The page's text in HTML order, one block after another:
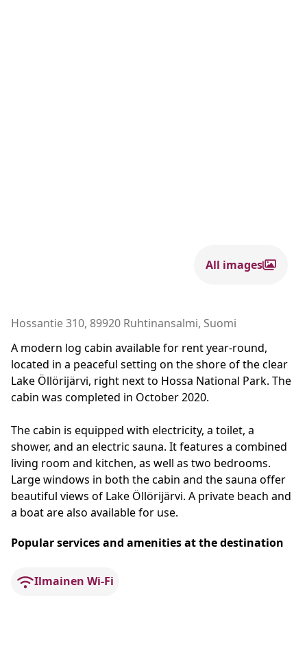
All images
Hossantie 310, 89920 Ruhtinansalmi, Suomi
A modern log cabin available for rent year-round,
located in a peaceful setting on the shore of the clear
Lake Öllörijärvi, right next to Hossa National Park. The
cabin was completed in October 2020.
The cabin is equipped with electricity, a toilet, a
shower, and an electric sauna. It features a combined
living room and kitchen, as well as two bedrooms.
Large windows in both the cabin and the sauna offer
beautiful views of Lake Öllörijärvi. A private beach and
a boat are also available for use.
Popular services and amenities at the destination
Ilmainen Wi-Fi